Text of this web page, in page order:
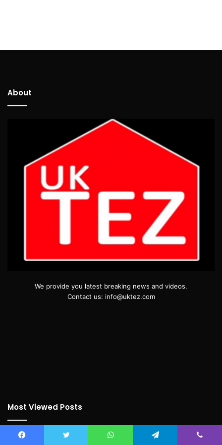
About
We provide you latest breaking news and videos.
Contact us: info@uktez.com
Most Viewed Posts
September 19, 2018